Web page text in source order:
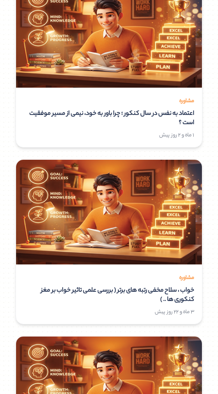
مشاوره
اعتماد به‌ نفس در سال کنکور ؛ چرا باور به خود، نیمی از مسیر موفقیت
است ؟
1 ماه و 2 روز پیش
مشاوره
خواب ، سلاح مخفی رتبه های برتر ( بررسی علمی تاثیر خواب بر مغز
کنکوری ها .. )
3 ماه و 22 روز پیش